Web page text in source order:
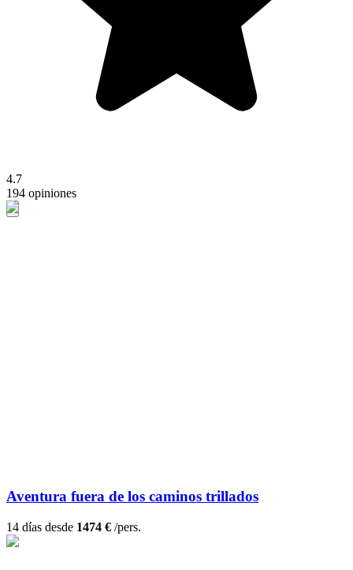
4.7
194 opiniones
Aventura fuera de los caminos trillados
14 días desde 1474 € /pers.